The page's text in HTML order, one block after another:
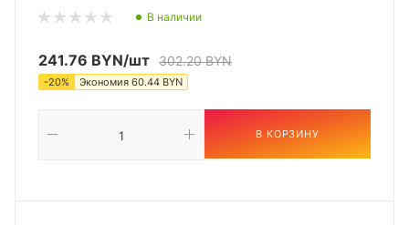
В наличии
241.76 BYN/шт 302.20BYN
-20% Экономия 60.44 BYN
В КОРЗИНУ